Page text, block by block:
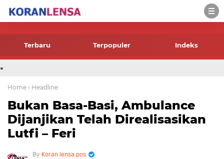
-->
Terbaru Terpopuler Indeks
.
Home › Headline
Bukan Basa-Basi, Ambulance
Dijanjikan Telah Direalisasikan
Lutfi – Feri
Koran lensa pos